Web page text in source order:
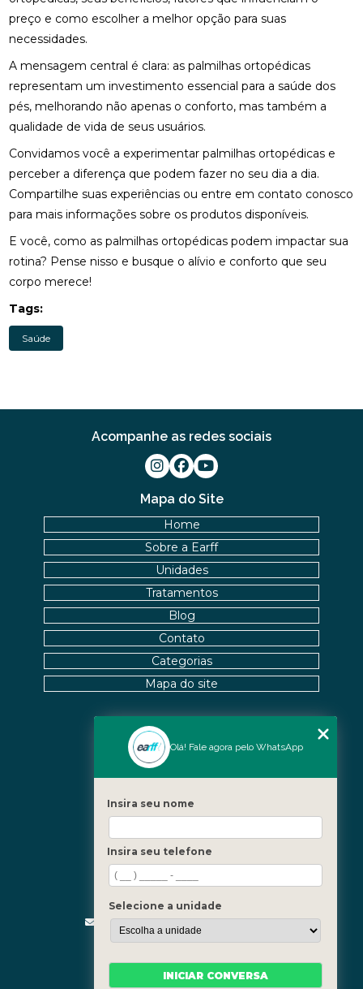
preço e como escolher a melhor opção para suas
necessidades.
A mensagem central é clara: as palmilhas ortopédicas
representam um investimento essencial para a saúde dos
pés, melhorando não apenas o conforto, mas também a
qualidade de vida de seus usuários.
Convidamos você a experimentar palmilhas ortopédicas e
perceber a diferença que podem fazer no seu dia a dia.
Compartilhe suas experiências ou entre em contato conosco
para mais informações sobre os produtos disponíveis.
E você, como as palmilhas ortopédicas podem impactar sua
rotina? Pense nisso e busque o alívio e conforto que seu
corpo merece!
Tags:
Saúde
FASCITE PLANTAR E COMO ESCOLHER A IDEAL
DESCUBRA ONDE FAZER FISIOTERAPIA
RESPIRATÓRIA COM QUALIDADE E SEGURANÇA
DESCUBRA OS BENEFÍCIOS DA ACUPUNTURA RJ
PARA A SUA SAÚDE
DESCUBRA OS BENEFÍCIOS DA ACUPUNTURA RJ
PARA SUA SAÚDE E BEM-ESTAR
QUIROPRAXIA PARA SUA SAÚDE
DESCUBRA OS BENEFÍCIOS DA OSTEOPATIA
DESCUBRA OS BENEFÍCIOS DA QUIROPRAXIA NA
FISIOTERAPIA
DICAS PARA ESCOLHER A MELHOR PALMILHA PARA
PERTO DE VOCÊ
ENCONTRE QUIROPRAXIA PERTO DE VOCÊ
MELHORE SUA SAÚDE
ALÍVIO E BEM-ESTAR
SOBRE O TEMA
MORTON COM PALMILHAS
MELHORAR SEU EQUILÍBRIO
Fale Conosco
(21) 3619-5657
(21) 99390-3850
contato@fisioterapiainvestigativa.com
Segunda a sexta, das 7h às 21h
Nossas Unidades
Barra - Rio de Janeiro
Mapa do Site
Home
Sobre a Earff
Unidades
Tratamentos
Blog
Contato
Categorias
Mapa do site
Acompanhe as redes sociais
Olá! Fale agora pelo WhatsApp
Insira seu nome
Insira seu telefone
Selecione a unidade
INICIAR CONVERSA